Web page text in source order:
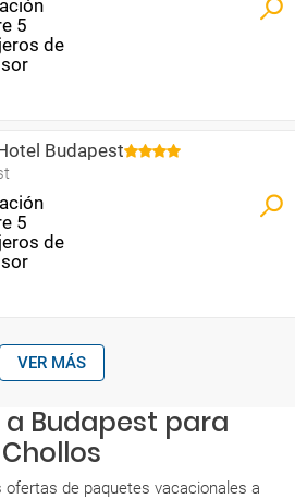
Budapest
VER MÁS
a Budapest para
Chollos
ofertas de paquetes vacacionales a